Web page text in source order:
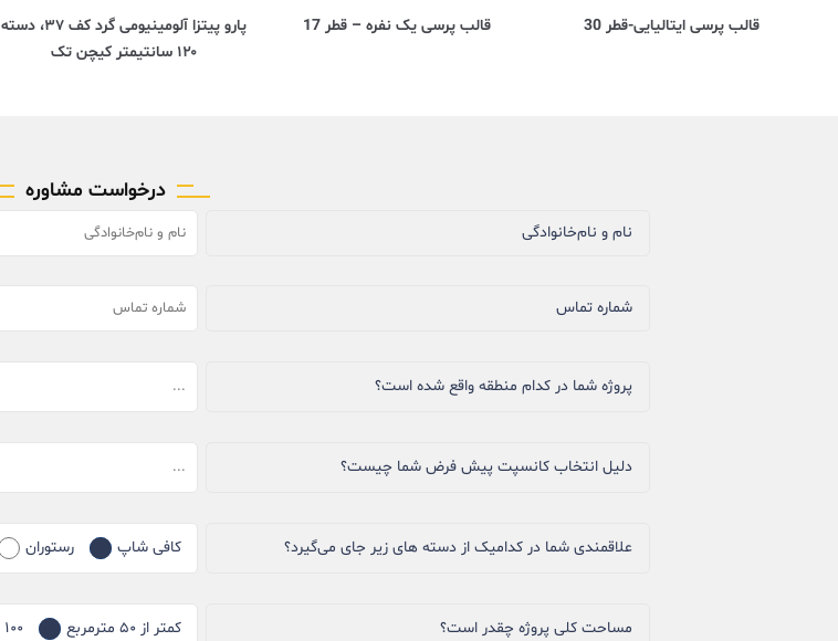
قالب پرسی ایتالیایی-قطر 30 قالب پرسی یک نفره – قطر 17
پارو پیتزا آلومینیومی گرد کف ۳۷، دسته
۱۲۰ سانتیمتر کیچن تک
درخواست مشاوره
نام و نام‌خانوادگی
شماره تماس
پروژه شما در کدام منطقه واقع شده است؟
دلیل انتخاب کانسپت پیش فرض شما چیست؟
علاقمندی شما در کدامیک از دسته های زیر جای می‌گیرد؟ کافی شاپ رستوران
مساحت کلی پروژه چقدر است؟ کمتر از ۵۰ مترمربع ۱۰۰ - ۵۰ مترمربع